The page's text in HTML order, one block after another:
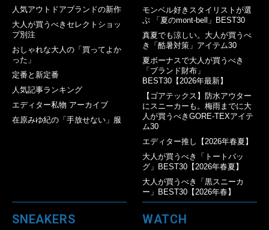
人気アウトドアブランドの新作
大人が買うべきセレクトショッ
プ別注
おしゃれな大人の「買ってよか
った」
定番と新定番
人気記事ランキング
エディター私物 アーカイブ
在原みゆ紀の「手放せない」服
モンベル好きスタイリストが選
ぶ 「夏のmont-bell」BEST30
真夏でも涼しい。大人が買うべ
き「酷暑対策」アイテム30
夏ボーナスで大人が買うべき
「ブランド財布」
BEST30【2026年最新】
【ゴアテックス】防水アウター
にスニーカーも。梅雨までに大
人が買うべきGORE-TEXアイテ
ム30
エディター推し【2026年春夏】
大人が買うべき「トートバッ
グ」BEST30【2026年春夏】
大人が買うべき「黒スニーカ
ー」BEST30【2026年春】
SNEAKERS WATCH